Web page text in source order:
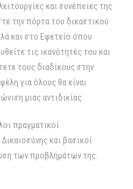
και συνέπειες της
την πόρτα του δικαστικού
και στο Εφετείο όπου
τις ικανότητές του και
τους διαδίκους στην
για όλους θα είναι
μιας αντιδικίας.
πραγματικοί
και βασικοί
των προβλημάτων της.